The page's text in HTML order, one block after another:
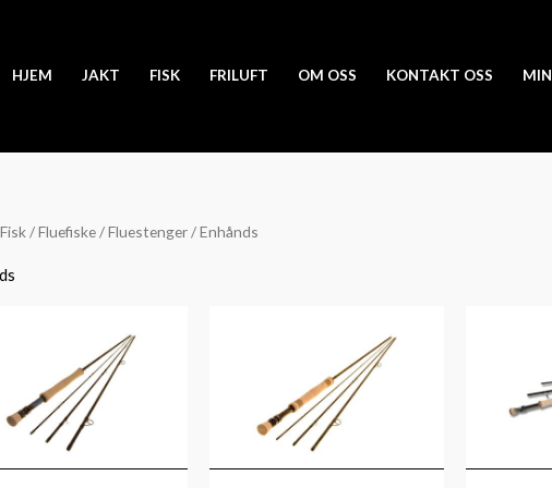
HJEM JAKT FISK FRILUFT OM OSS KONTAKT OSS
Fisk/Fluefiske/Fluestenger/ Enhånds
kr4,060
til
kr4,530
kr3,280
til
kr3,430